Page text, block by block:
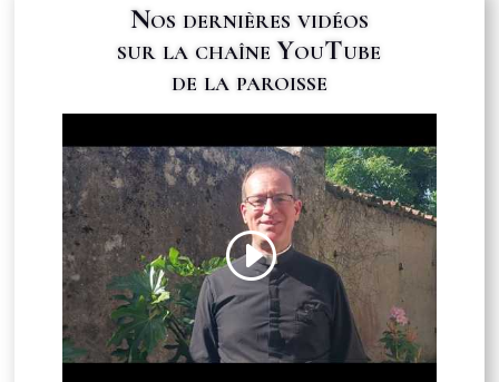
Nos dernières vidéos
sur la chaîne YouTube
de la paroisse
Cliquez pour accepter les cookies
marketing et activer ce contenu